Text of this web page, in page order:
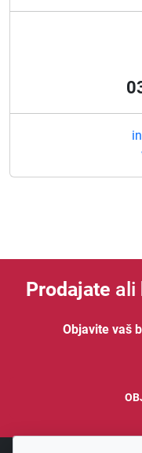
Prodajate ali
Objavite vaš